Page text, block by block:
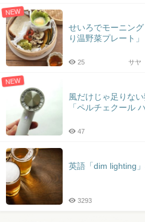
NEW
せいろでモーニン
り温野菜プレート」
サヤ
25
NEW
風だけじゃ足りな
「ペルチェクール
47
英語「dim lighting
3293